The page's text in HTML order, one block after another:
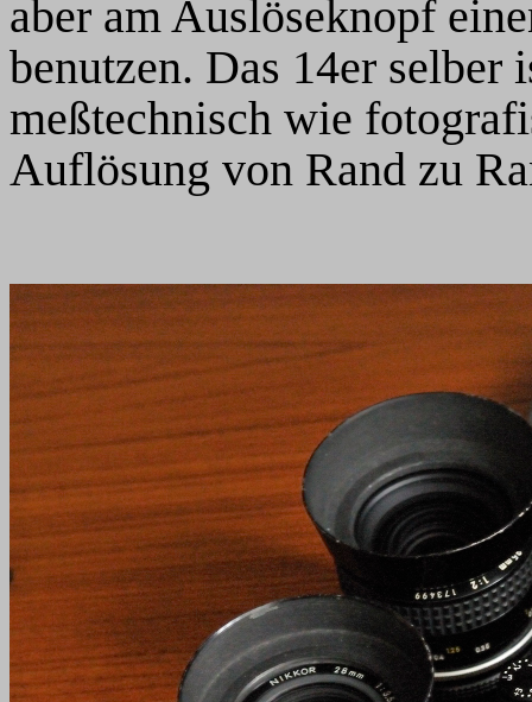
aber am Auslöseknopf
benutzen. Das 14er selber
meßtechnisch wie
Auflösung von Rand zu